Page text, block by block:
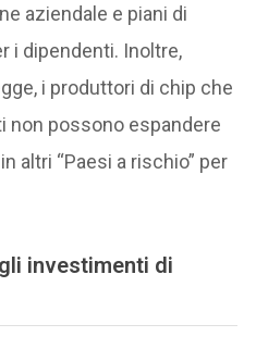
aziendale e piani di
i dipendenti. Inoltre,
i produttori di chip che
non possono espandere
altri “Paesi a rischio” per
investimenti di